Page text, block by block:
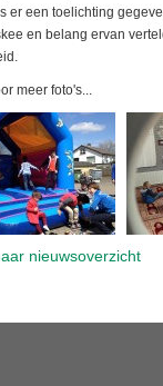
er een toelichting
en belang ervan
meer foto's...
nieuwsoverzicht